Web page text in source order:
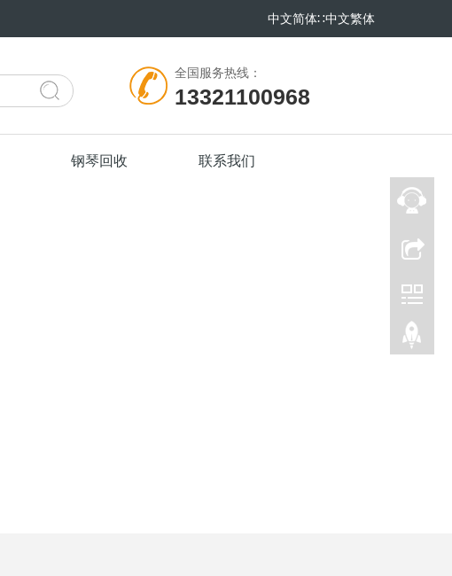
中文繁体
∷
中文简体
全国服务热线：
13321100968
钢琴回收 联系我们